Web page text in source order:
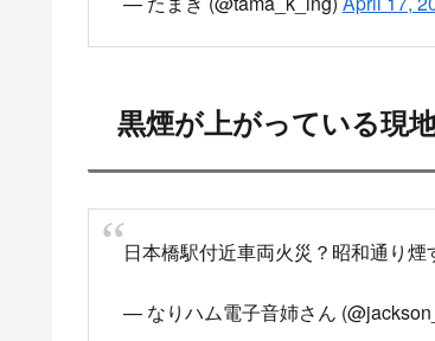
爆発音や周辺に煙が充満
昭和通り 永代通り トンネル火災